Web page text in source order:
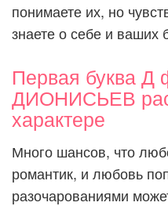
понимаете их, но
знаете о себе и ваших
Первая буква Д
ДИОНИСЬЕВ
характере
Много шансов, что
романтик, и любовь
разочарованиями